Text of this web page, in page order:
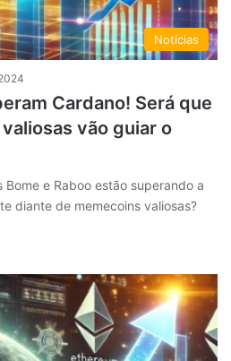
Notícias
Cardano! Será que
vão guiar o
e Raboo estão superando a
diante de memecoins valiosas?